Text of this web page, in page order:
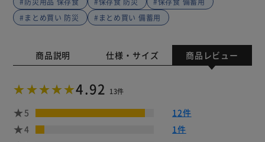
#まとめ買い 防災
#まとめ買い 備蓄用
商品説明 仕様・サイズ 商品レビュー
4.92 13件
5
12件
4
1件